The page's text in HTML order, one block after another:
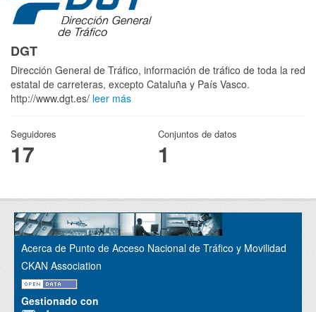
DGT
Dirección General de Tráfico, información de tráfico de toda la red
estatal de carreteras, excepto Cataluña y País Vasco.
http://www.dgt.es/ leer más
Seguidores
17
Conjuntos de datos
1
Acerca de Punto de Acceso Nacional de Tráfico y Movilidad
CKAN Association
Gestionado con